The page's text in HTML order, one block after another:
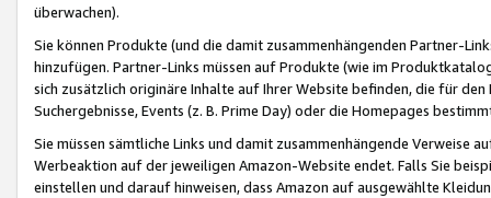
überwachen).
Sie können Produkte (und die damit zusammenhängenden Partner-
hinzufügen. Partner-Links müssen auf Produkte (wie im
sich zusätzlich originäre Inhalte auf Ihrer Website befinden, die für
Suchergebnisse, Events (z. B. Prime Day) oder die Homepages
Sie müssen sämtliche Links und damit zusammenhängende
Werbeaktion auf der jeweiligen Amazon-Website endet. Falls Sie
einstellen und darauf hinweisen, dass Amazon auf ausgewählte